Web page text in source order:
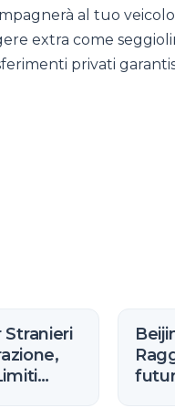
al tuo
extra come
privati
Stranieri